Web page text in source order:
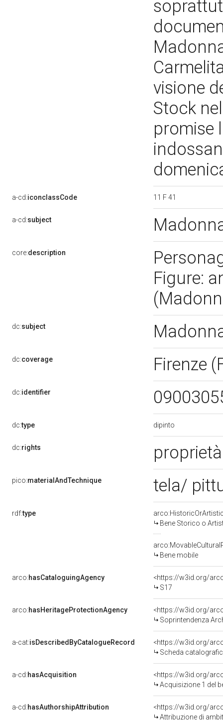
visione
Stock
promise
a-cd:iconclassCode 11 F 41
a-cd:subject
core:description
Figure:
dc:subject
dc:coverage Firenze
dc:identifier
dc:type dipinto
dc:rights
pico:materialAndTechnique tela/
rdf:type
Bene Storico o
Bene mobile
arco:hasCataloguingAgency
<https://w3id.org/
S17
arco:hasHeritageProtectionAgency
<https://w3id.org/
Soprintendenza
a-cat:isDescribedByCatalogueRecord
<https://w3id.org/
Scheda
a-cd:hasAcquisition
<https://w3id.org/
Acquisizione 1 del
a-cd:hasAuthorshipAttribution
<https://w3id.org/
Attribuzione di